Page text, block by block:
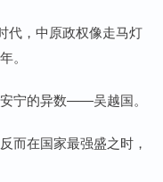
代，中原政权像走马灯
。
宁的异数——吴越国。
而在国家最强盛之时，